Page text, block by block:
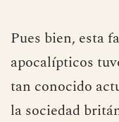
Pues bien, esta
apocalípticos
tan conocido
la sociedad